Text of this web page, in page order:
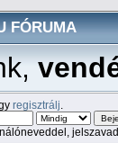
FÓRUMA
regisztrálj